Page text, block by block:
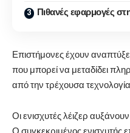
Πιθανές εφαρμογές
Επιστήμονες έχουν
που μπορεί να μεταδίδει
από την τρέχουσα τεχνολογία.
Οι ενισχυτές λέιζερ
Ο συγκεκριμένος ενισχυτής